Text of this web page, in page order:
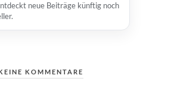
neue Beiträge künftig noch
KOMMENTARE